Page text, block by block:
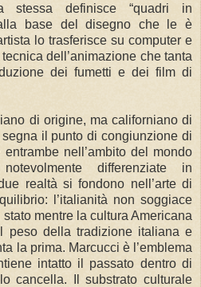
stessa definisce “quadri in
base del disegno che le è
lo trasferisce su computer e
dell’animazione che tanta
dei fumetti e dei film di
di origine, ma californiano di
il punto di congiunzione di
nell’ambito del mondo
differenziate in
realtà si fondono nell’arte di
l’italianità non soggiace
mentre la cultura Americana
peso della tradizione italiana e
la prima. Marcucci è l’emblema
intatto il passato dentro di
cancella. Il substrato culturale